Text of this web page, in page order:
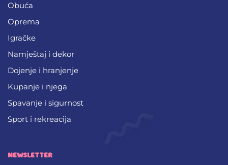
Obuća
Oprema
Igračke
Namještaj i dekor
Dojenje i hranjenje
Kupanje i njega
Spavanje i sigurnost
Sport i rekreacija
NEWSLETTER